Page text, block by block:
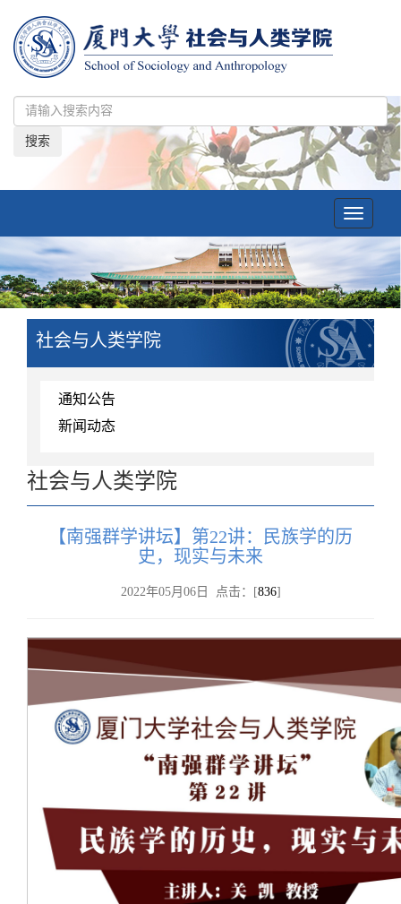
搜索
Toggle
社会与人类学院
通知公告
新闻动态
社会与人类学院
【南强群学讲坛】第22讲：民族学的历
史，现实与未来
2022年05月06日 点击：[836]